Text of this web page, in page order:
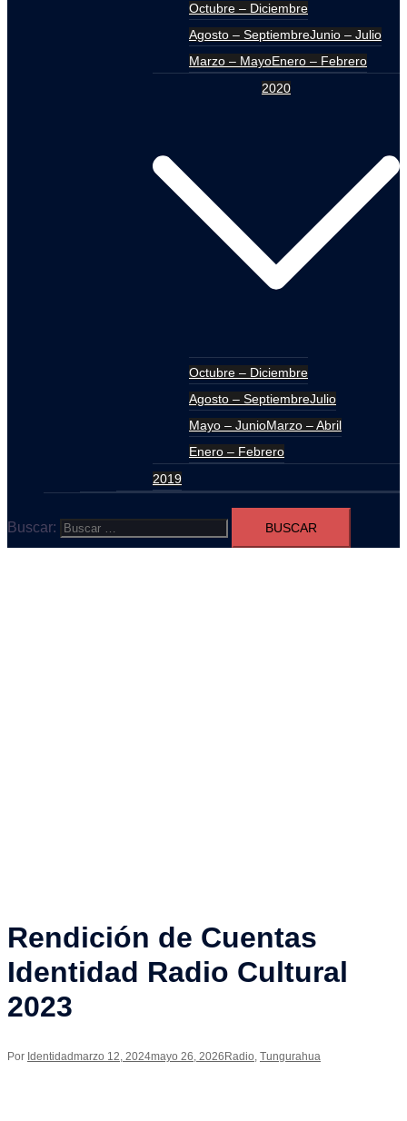
Octubre – Diciembre
Agosto – SeptiembreJunio – Julio
Marzo – MayoEnero – Febrero
2020
Octubre – Diciembre
Agosto – SeptiembreJulio
Mayo – JunioMarzo – Abril
Enero – Febrero
2019
Buscar:
Rendición de Cuentas
Identidad Radio Cultural
2023
Por Identidadmarzo 12, 2024mayo 26, 2026 Radio, Tungurahua